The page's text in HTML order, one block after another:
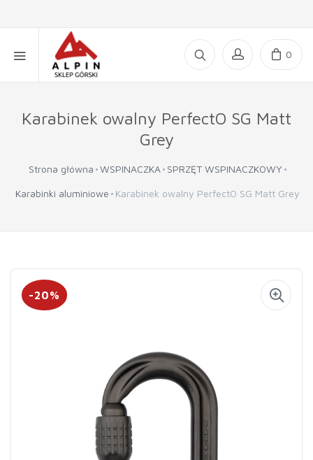
0
Karabinek owalny PerfectO SG Matt
Grey
Strona główna WSPINACZKA SPRZĘT WSPINACZKOWY
Karabinki aluminiowe Karabinek owalny PerfectO SG Matt Grey
-20%